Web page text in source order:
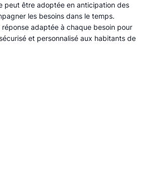
peut être adoptée en anticipation des
les besoins dans le temps.
réponse adaptée à chaque besoin pour
et personnalisé aux habitants de